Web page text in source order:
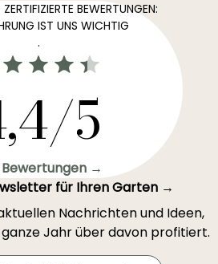
BEWERTUNGEN:
IST UNS WICHTIG
.
5
→
für Ihren Garten →
Nachrichten und Ideen,
Jahr über davon profitiert.